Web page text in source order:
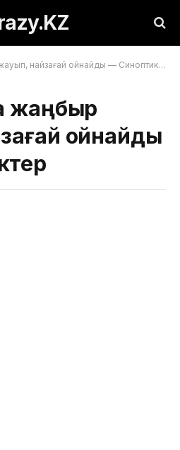
найзағай ойнайды — Синоптиктер
жаңбыр
ойнайды